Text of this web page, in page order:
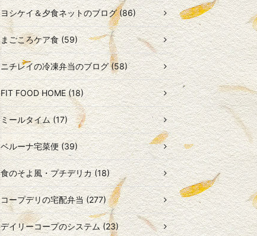
ヨシケイ＆夕食ネットのブログ (86)
まごころケア食 (59)
ニチレイの冷凍弁当のブログ (58)
FIT FOOD HOME (18)
ミールタイム (17)
ベルーナ宅菜便 (39)
食のそよ風・プチデリカ (18)
コープデリの宅配弁当 (277)
デイリーコープのシステム (23)